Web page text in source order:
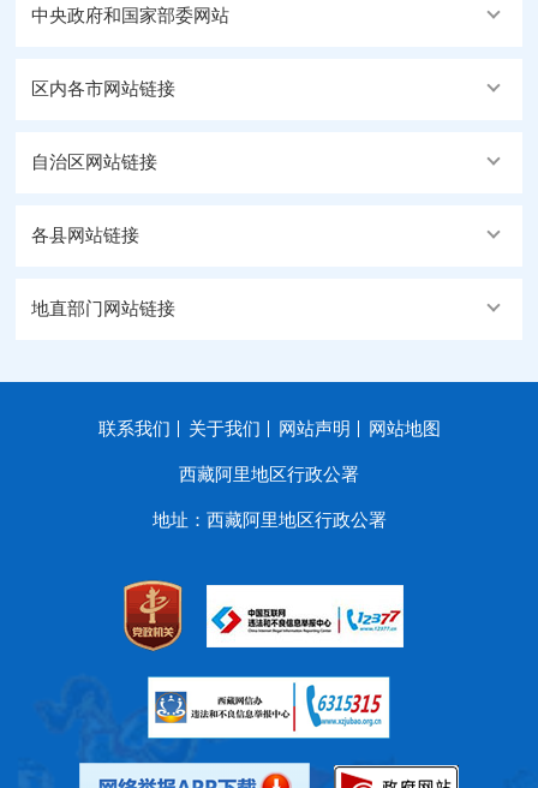
中央政府和国家部委网站
区内各市网站链接
自治区网站链接
各县网站链接
地直部门网站链接
联系我们 关于我们 网站声明 网站地图
西藏阿里地区行政公署
地址：西藏阿里地区行政公署